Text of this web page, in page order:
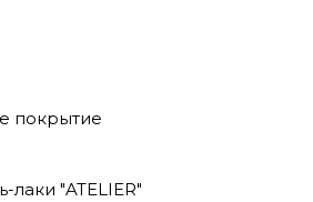
покрытие
лаки "ATELIER"